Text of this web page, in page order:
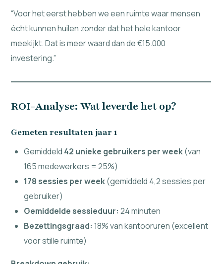
“Voor het eerst hebben we een ruimte waar mensen
écht kunnen huilen zonder dat het hele kantoor
meekijkt. Dat is meer waard dan de €15.000
investering.”
ROI-Analyse: Wat leverde het op?
Gemeten resultaten jaar 1
Gemiddeld 42 unieke gebruikers per week(van
165 medewerkers = 25%)
178 sessies per week(gemiddeld 4,2 sessies per
gebruiker)
Gemiddelde sessieduur: 24 minuten
Bezettingsgraad: 18% van kantooruren (excellent
voor stille ruimte)